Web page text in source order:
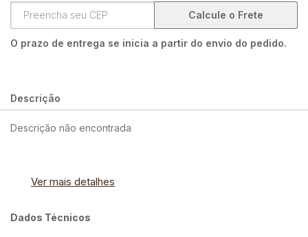
Calcule o Frete
O prazo de entrega se inicia a partir do envio do pedido.
Descrição
Descrição não encontrada
Ver mais detalhes
Dados Técnicos